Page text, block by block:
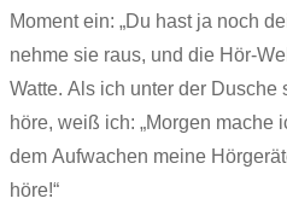
Moment ein: „Du hast ja noch
nehme sie raus, und die Hör-
Watte. Als ich unter der Dusche
höre, weiß ich: „Morgen mache
dem Aufwachen meine
höre!“